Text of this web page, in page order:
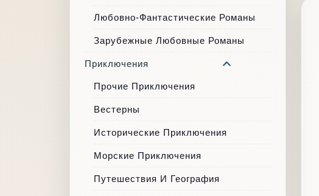
Любовно-Фантастические Романы
Зарубежные Любовные Романы
Приключения
Прочие Приключения
Вестерны
Исторические Приключения
Морские Приключения
Путешествия И География